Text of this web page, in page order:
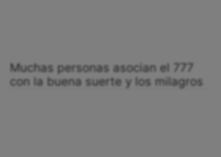
Muchas personas asocian el 777
con la buena suerte y los milagros